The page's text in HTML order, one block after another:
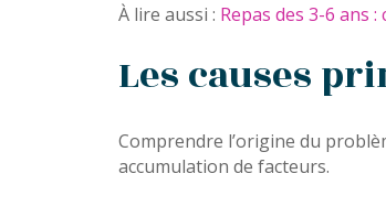
À lire aussi : Repas des 3-6 ans
Les causes
Comprendre l’origine du
accumulation de facteurs.